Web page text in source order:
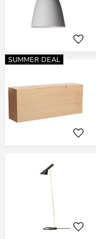
SUMMER DEAL